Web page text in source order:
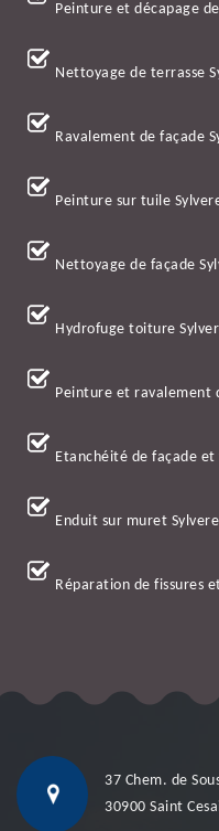
Peinture et décapage
Nettoyage de terrasse
Ravalement de façade
Peinture sur tuile
Nettoyage de façade
Hydrofuge toiture
Peinture et ravalement
Etanchéité de façade
Enduit sur muret
Réparation de fissures
37 Chem. de
30900 Saint